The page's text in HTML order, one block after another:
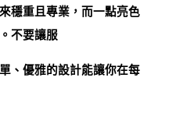
穩重且專業，而一點亮色
不要讓服
、優雅的設計能讓你在每